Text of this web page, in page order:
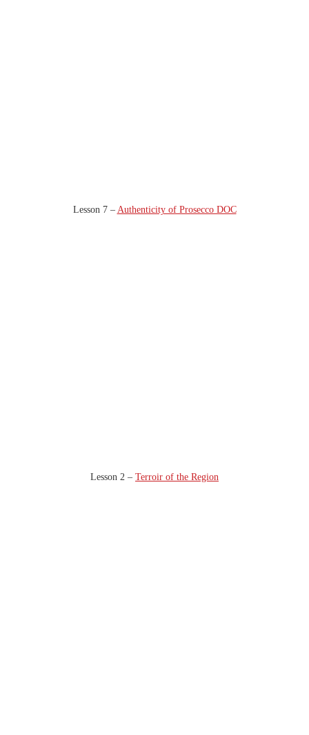
Lesson 7 – Authenticity of Prosecco DOC
Lesson 2 – Terroir of the Region